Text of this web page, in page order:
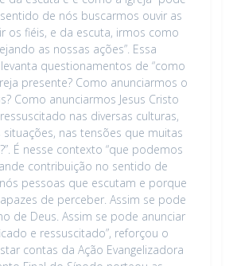
de nós buscarmos ouvir as
os fiéis, e da escuta, irmos como
as nossas ações”. Essa
questionamentos de “como
presente? Como anunciarmos o
Como anunciarmos Jesus Cristo
nas diversas culturas,
situações, nas tensões que muitas
É nesse contexto “que podemos
contribuição no sentido de
pessoas que escutam e porque
de perceber. Assim se pode
de Deus. Assim se pode anunciar
e ressuscitado”, reforçou o
contas da Ação Evangelizadora